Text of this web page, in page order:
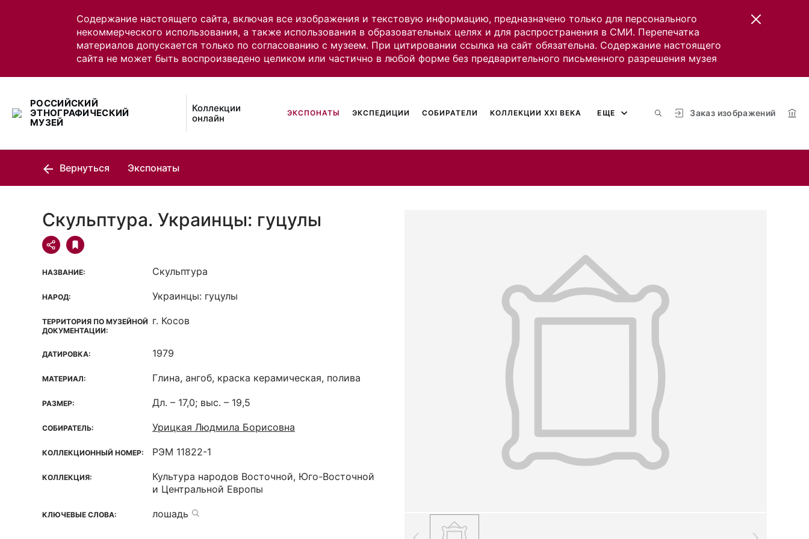
Содержание настоящего сайта, включая все изображения и текстовую информацию, предназначено только для персонального
некоммерческого использования, а также использования в образовательных целях и для распространения в СМИ. Перепечатка
материалов допускается только по согласованию с музеем. При цитировании ссылка на сайт обязательна. Содержание настоящего
сайта не может быть воспроизведено целиком или частично в любой форме без предварительного письменного разрешения музея
РОССИЙСКИЙ
ЭТНОГРАФИЧЕСКИЙ
МУЗЕЙ
Коллекции
онлайн
Заказ изображений
ЭКСПОНАТЫ ЭКСПЕДИЦИИ СОБИРАТЕЛИ КОЛЛЕКЦИИ XXI ВЕКА ЕЩЕ
Вернуться Экспонаты
Скульптура. Украинцы: гуцулы
НАЗВАНИЕ: Скульптура
НАРОД: Украинцы: гуцулы
ТЕРРИТОРИЯ ПО МУЗЕЙНОЙ
ДОКУМЕНТАЦИИ:
г. Косов
ДАТИРОВКА: 1979
МАТЕРИАЛ: Глина, ангоб, краска керамическая, полива
РАЗМЕР: Дл. – 17,0; выс. – 19,5
СОБИРАТЕЛЬ: Урицкая Людмила Борисовна
КОЛЛЕКЦИОННЫЙ НОМЕР: РЭМ 11822-1
КОЛЛЕКЦИЯ:
Культура народов Восточной, Юго-Восточной
и Центральной Европы
КЛЮЧЕВЫЕ СЛОВА: лошадь